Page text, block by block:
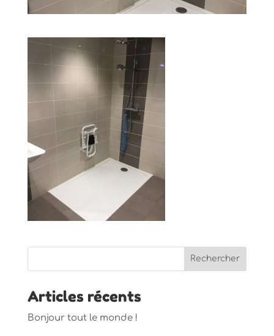
Articles récents
Bonjour tout le monde !